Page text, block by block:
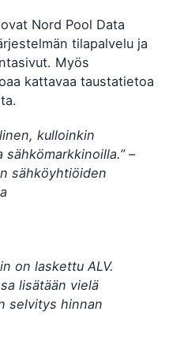
Nord Pool Data
tilapalvelu ja
Myös
kattavaa taustatietoa
kulloinkin
–
sähköyhtiöiden
on laskettu ALV.
lisätään vielä
selvitys hinnan